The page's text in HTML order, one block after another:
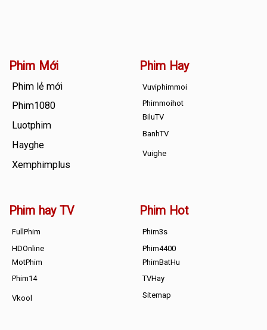
Phim Mới
Phim lẻ mới
Phim1080
Luotphim
Hayghe
Xemphimplus
Phim Hay
Vuviphimmoi
Phimmoihot
BiluTV
BanhTV
Vuighe
Phim hay TV
FullPhim
HDOnline
MotPhim
Phim14
Vkool
Phim Hot
Phim3s
Phim4400
PhimBatHu
TVHay
Sitemap